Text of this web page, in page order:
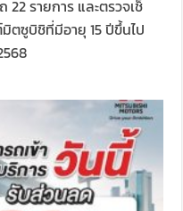
22 รายการ และตรวจเช็
ตซูบิชิที่มีอายุ 15 ปีขึ้นไป